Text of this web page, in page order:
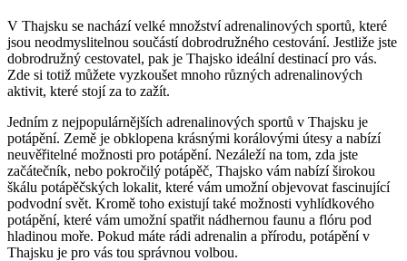
V Thajsku se nachází velké množství adrenalinových sportů, které
jsou neodmyslitelnou součástí dobrodružného cestování. Jestliže jste
dobrodružný cestovatel, pak je Thajsko ideální destinací pro vás.
Zde si totiž můžete vyzkoušet mnoho různých adrenalinových
aktivit, které stojí za to zažít.
Jedním z nejpopulárnějších adrenalinových sportů v Thajsku je
potápění. Země je obklopena krásnými korálovými útesy a nabízí
neuvěřitelné možnosti pro potápění. Nezáleží na tom, zda jste
začátečník, nebo pokročilý potápěč, Thajsko vám nabízí širokou
škálu potápěčských lokalit, které vám umožní objevovat fascinující
podvodní svět. Kromě toho existují také možnosti vyhlídkového
potápění, které vám umožní spatřit nádhernou faunu a flóru pod
hladinou moře. Pokud máte rádi adrenalin a přírodu, potápění v
Thajsku je pro vás tou správnou volbou.